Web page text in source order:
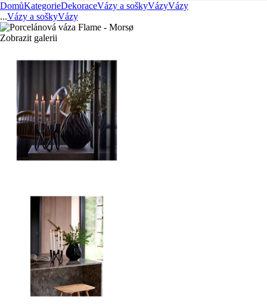
DomůKategorieDekoraceVázy a soškyVázyVázy
...Vázy a soškyVázy
Zobrazit galerii